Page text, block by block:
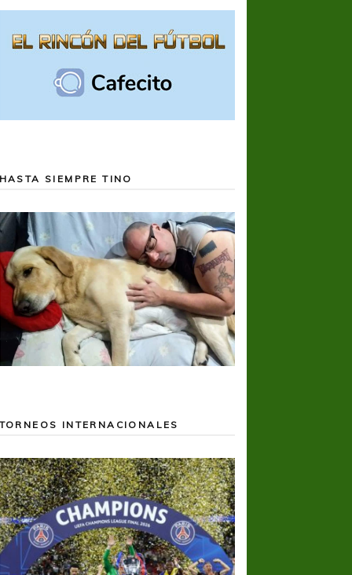
HASTA SIEMPRE TINO
TORNEOS INTERNACIONALES